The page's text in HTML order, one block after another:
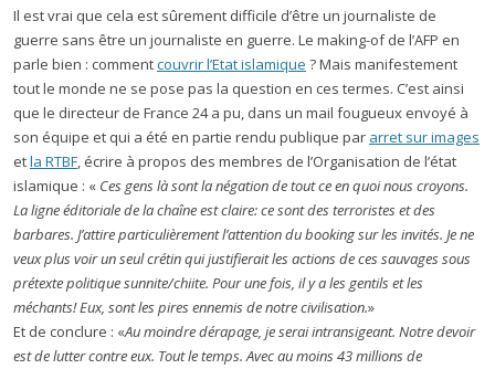
Il est vrai que cela est sûrement difficile d’être un journaliste de
guerre sans être un journaliste en guerre. Le making-of de l’AFP en
parle bien : commentcouvrir l’Etat islamique ? Mais manifestement
tout le monde ne se pose pas la question en ces termes. C’est ainsi
que le directeur de France 24 a pu, dans un mail fougueux envoyé à
son équipe et qui a été en partie rendu publique par arret sur images
etla RTBF, écrire à propos des membres de l’Organisation de l’état
islamique : « Ces gens là sont la négation de tout ce en quoi nous croyons.
La ligne éditoriale de la chaîne est claire: ce sont des terroristes et des
barbares. J’attire particulièrement l’attention du booking sur les invités. Je ne
veux plus voir un seul crétin qui justifierait les actions de ces sauvages sous
prétexte politique sunnite/chiite. Pour une fois, il y a les gentils et les
méchants! Eux, sont les pires ennemis de notre civilisation.»
Et de conclure : «Au moindre dérapage, je serai intransigeant. Notre devoir
est de lutter contre eux. Tout le temps. Avec au moins 43 millions de